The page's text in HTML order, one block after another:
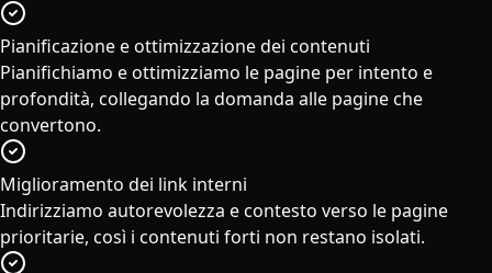
Pianificazione e ottimizzazione dei contenuti
Pianifichiamo e ottimizziamo le pagine per intento e
profondità, collegando la domanda alle pagine che
convertono.
Miglioramento dei link interni
Indirizziamo autorevolezza e contesto verso le pagine
prioritarie, così i contenuti forti non restano isolati.